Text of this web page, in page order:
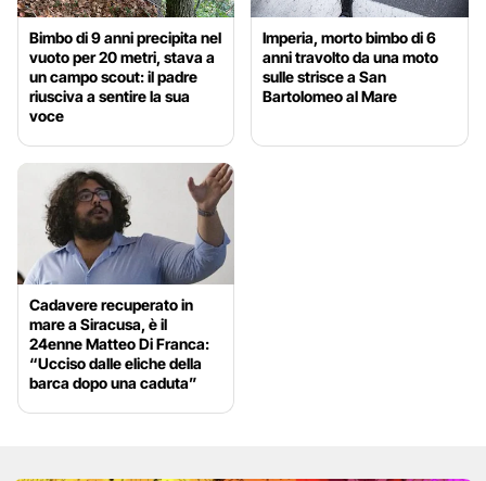
Bimbo di 9 anni precipita nel
vuoto per 20 metri, stava a
un campo scout: il padre
riusciva a sentire la sua
voce
Imperia, morto bimbo di 6
anni travolto da una moto
sulle strisce a San
Bartolomeo al Mare
Cadavere recuperato in
mare a Siracusa, è il
24enne Matteo Di Franca:
“Ucciso dalle eliche della
barca dopo una caduta”